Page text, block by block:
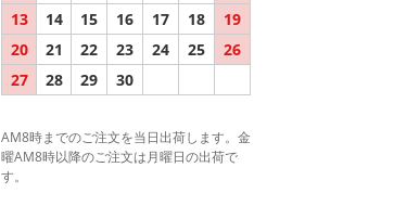
13
14 15 16 17 18
19
20
21 22 23 24 25
26
27
28 29 30
AM8時までのご注文を当日出荷します。金
曜AM8時以降のご注文は月曜日の出荷で
す。